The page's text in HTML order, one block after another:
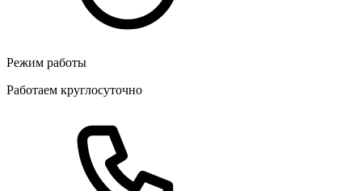
Режим работы
Работаем круглосуточно